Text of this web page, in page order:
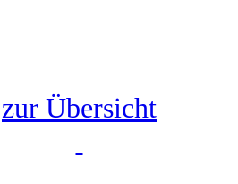
zur Übersicht